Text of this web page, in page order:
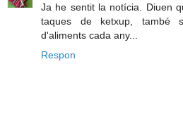
Ja he sentit la notícia. Diuen
taques de ketxup, també
d'aliments cada any...
Respon